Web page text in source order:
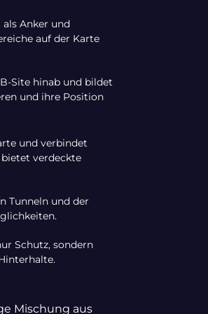
Anker und
auf der Karte
Site hinab und bildet
und ihre Position
und verbindet
verdeckte
Tunneln und der
Schutz, sondern
Mischung aus